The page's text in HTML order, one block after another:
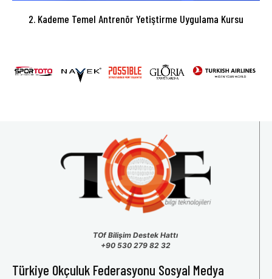
2. Kademe Temel Antrenör Yetiştirme Uygulama Kursu
TOf Bilişim Destek Hattı
+90 530 279 82 32
Türkiye Okçuluk Federasyonu Sosyal Medya